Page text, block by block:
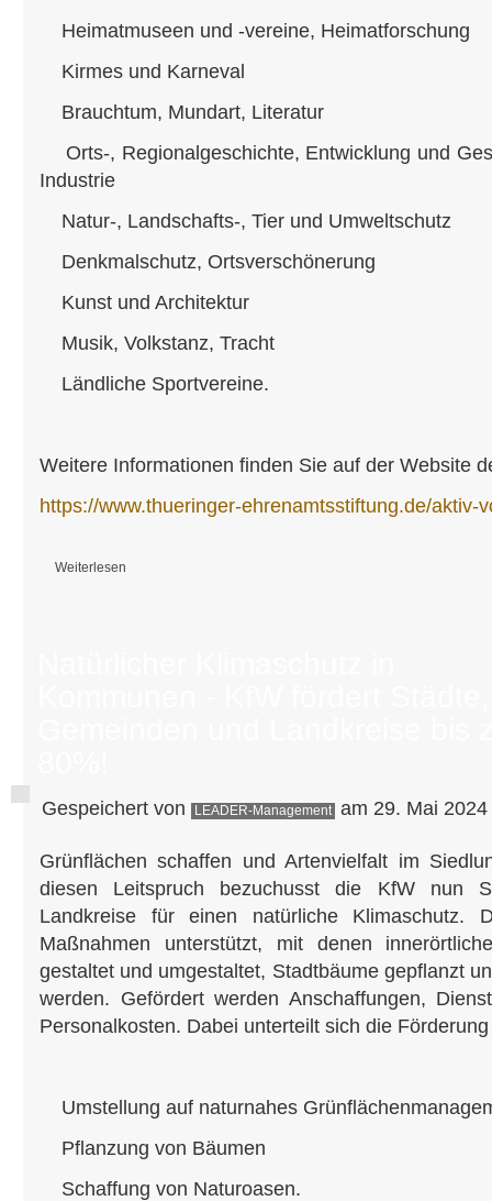
Heimatmuseen und -vereine, Heimatforschung
Kirmes und Karneval
Brauchtum, Mundart, Literatur
Orts-, Regionalgeschichte, Entwicklung und
Industrie
Natur-, Landschafts-, Tier und Umweltschutz
Denkmalschutz, Ortsverschönerung
Kunst und Architektur
Musik, Volkstanz, Tracht
Ländliche Sportvereine.
Weitere Informationen finden Sie auf der Website
https://www.thueringer-ehrenamtsstiftung.de/aktiv-
Weiterlesen
Gespeichert von LEADER-Management am 29. Mai
Grünflächen schaffen und Artenvielfalt im
diesen Leitspruch bezuchusst die KfW nun
Landkreise für einen natürliche Klimaschutz.
Maßnahmen unterstützt, mit denen
gestaltet und umgestaltet, Stadtbäume gepflanzt
werden. Gefördert werden Anschaffungen,
Personalkosten. Dabei unterteilt sich die
Umstellung auf naturnahes
Pflanzung von Bäumen
Schaffung von Naturoasen.